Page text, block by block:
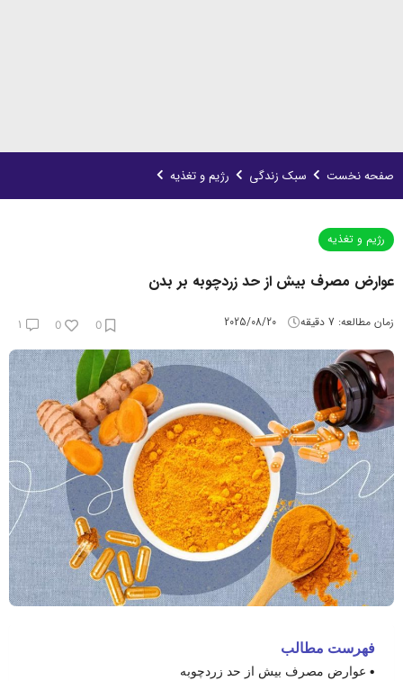
صفحه نخست سبک زندگی رژیم و تغذیه
رژیم و تغذیه
عوارض مصرف بیش از حد زردچوبه بر بدن
زمان مطالعه: 7 دقیقه 2025/08/20
0
0
1
فهرست مطالب
عوارض مصرف بیش از حد زردچوبه